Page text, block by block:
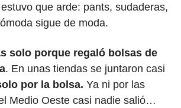
que arde: pants, sudaderas,
sigue de moda.
solo porque regaló bolsas de
por la bolsa. Ya ni por las
Medio Oeste casi nadie salió…